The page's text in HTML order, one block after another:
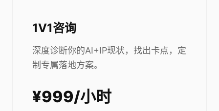
1V1咨询
深度诊断你的AI+IP现状，找出卡点，定
制专属落地方案。
¥999/小时